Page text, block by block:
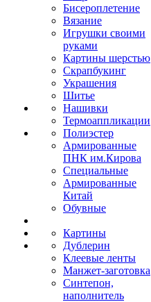
Бисероплетение
Вязание
Игрушки своими
руками
Картины шерстью
Скрапбукинг
Украшения
Шитье
Нашивки
Термоаппликации
Полиэстер
Армированные
ПНК им.Кирова
Специальные
Армированные
Китай
Обувные
Картины
Дублерин
Клеевые ленты
Манжет-заготовка
Синтепон,
наполнитель